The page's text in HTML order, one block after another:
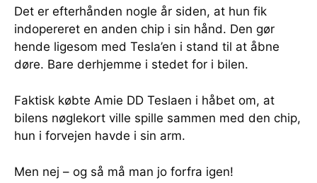
Det er efterhånden nogle år siden, at hun fik
indopereret en anden chip i sin hånd. Den gør
hende ligesom med Tesla’en i stand til at åbne
døre. Bare derhjemme i stedet for i bilen.
Faktisk købte Amie DD Teslaen i håbet om, at
bilens nøglekort ville spille sammen med den chip,
hun i forvejen havde i sin arm.
Men nej – og så må man jo forfra igen!